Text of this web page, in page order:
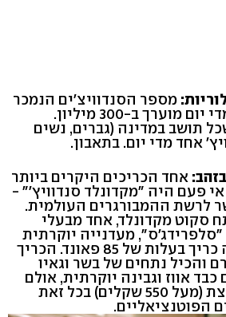
מספר הסנדוויצ'ים הנמכר
בארצות הברית מדי יום מוערך ב-300 מיליון.
תושב במדינה (גברים, נשים
אחד מדי יום. בתאבון.
אחד הכריכים היקרים ביותר
פעם היה "מקדונלד סנדוויץ'" -
לרשת ההמבורגרים העולמית.
2006 פתח סקוט מקדונלד, אחד מבעלי
מעדנייה יוקרתית
שהציעה למכירה כריך בעלות של 85 פאונד. הכריך
שקל 595 גרם והכיל נתחים של בשר וגאיו
כבד אווז וגבינה יוקרתית, אולם
מחירו היקר במקצת (מעל 550 שקלים) בכל זאת
הפוטנציאליים.